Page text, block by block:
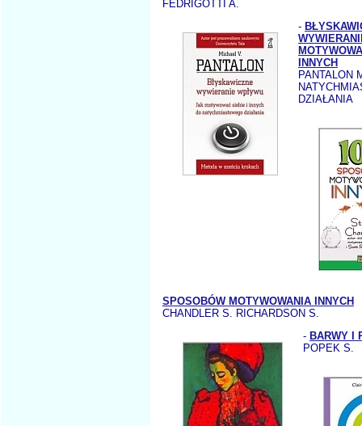
FEDRIGOTTI A.
-
INNYCH
PANTALON
DZIAŁANIA
SPOSOBÓW MOTYWOWANIA INNYCH
CHANDLER S. RICHARDSON S.
- BARWY I
POPEK S.